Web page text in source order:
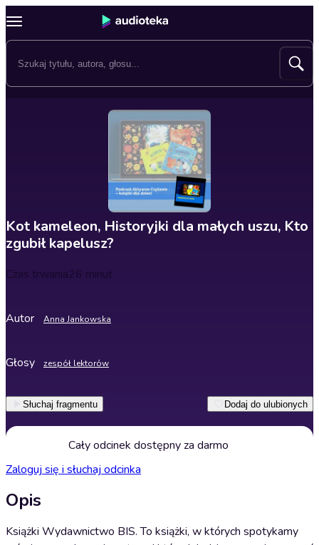
Kot kameleon, Historyjki dla małych uszu, Kto
zgubił kapelusz?
Czas trwania26 minut
Autor Anna Jankowska
Głosy zespół lektorów
Słuchaj fragmentu Dodaj do ulubionych
Cały odcinek dostępny za darmo
Zaloguj się i słuchaj odcinka
Opis
Książki Wydawnictwo BIS. To książki, w których spotykamy